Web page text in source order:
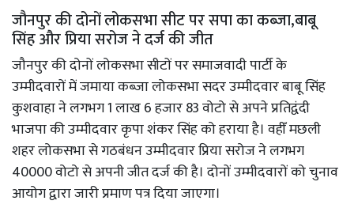
जौनपुर की दोनों लोकसभा सीट पर सपा का कब्जा,बाबू
सिंह और प्रिया सरोज ने दर्ज की जीत
जौनपुर की दोनों लोकसभा सीटों पर समाजवादी पार्टी के
उम्मीदवारों में जमाया कब्जा लोकसभा सदर उम्मीदवार बाबू सिंह
कुशवाहा ने लगभग 1 लाख 6 हजार 83 वोटो से अपने प्रतिद्वंदी
भाजपा की उम्मीदवार कृपा शंकर सिंह को हराया है। वहीँ मछली
शहर लोकसभा से गठबंधन उम्मीदवार प्रिया सरोज ने लगभग
40000 वोटो से अपनी जीत दर्ज की है। दोनों उम्मीदवारों को चुनाव
आयोग द्वारा जारी प्रमाण पत्र दिया जाएगा।